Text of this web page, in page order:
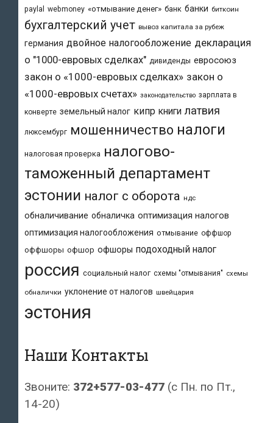
paylal webmoney «отмывание денег» банк банки биткоин
бухгалтерский учет вывоз капитала за рубеж
германия двойное налогообложение декларация
о "1000-евровых сделках" дивиденды евросоюз
закон о «1000-евровых сделках» закон о
«1000-евровых счетах» законодательство зарплата в
конверте земельный налог кипр книги латвия
люксембург мошенничество налоги
налоговая проверка налогово-
таможенный департамент
эстонии налог с оборота ндс
обналичивание обналичка оптимизация налогов
оптимизация налогообложения отмывание оффшор
оффшоры офшор офшоры подоходный налог
россия социальный налог схемы "отмывания" схемы
обналички уклонение от налогов швейцария
эстония
Наши Контакты
Звоните: 372+577-03-477 (с Пн. по Пт.,
14-20)